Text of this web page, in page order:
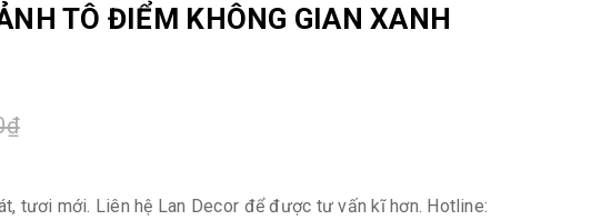
TÔ ĐIỂM KHÔNG GIAN XANH
tươi mới. Liên hệ Lan Decor để được tư vấn kĩ hơn. Hotline: